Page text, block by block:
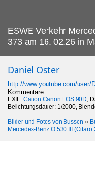
ESWE Verkehr
373 am 16. 02.26 in
Daniel Oster
http://www.youtube.com/user/
Kommentare
EXIF: Canon Canon EOS 90D,
Belichtungsdauer: 1/2000,
Bilder und Fotos von Bussen »
Mercedes-Benz O 530 III (Citaro